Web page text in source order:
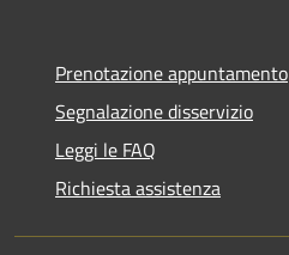
Prenotazione appuntamento
Segnalazione disservizio
Leggi le FAQ
Richiesta assistenza